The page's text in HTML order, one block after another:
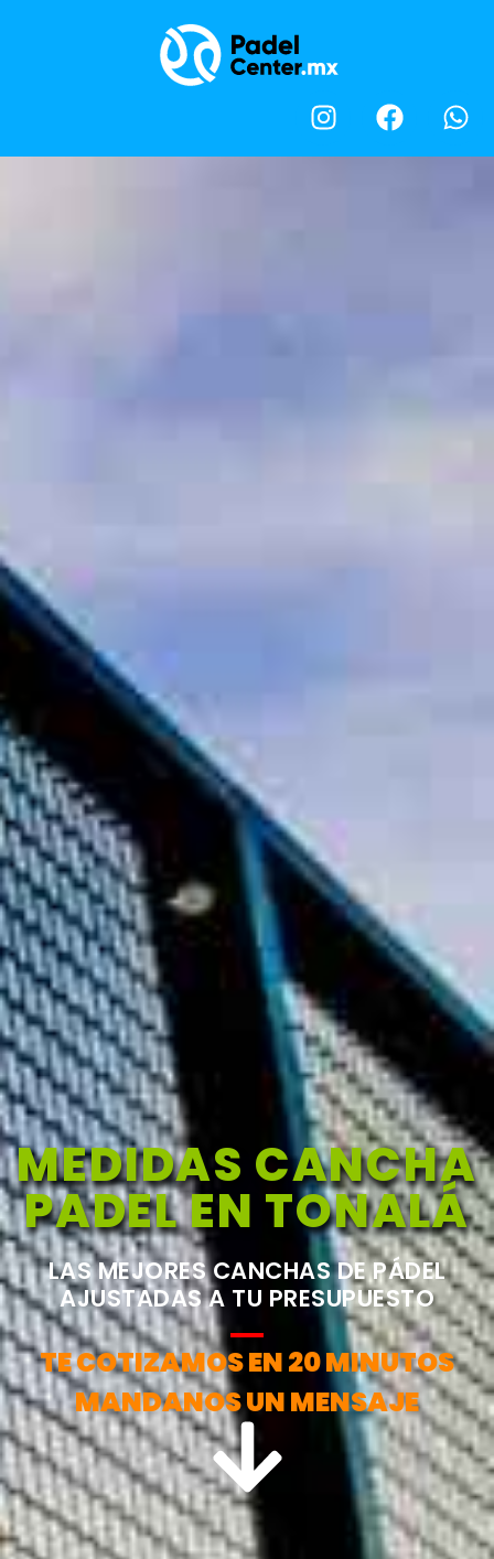
MEDIDAS CANCHA
PADEL EN TONALÁ
LAS MEJORES CANCHAS DE PÁDEL
AJUSTADAS A TU PRESUPUESTO
TE COTIZAMOS EN 20 MINUTOS
MANDANOS UN MENSAJE